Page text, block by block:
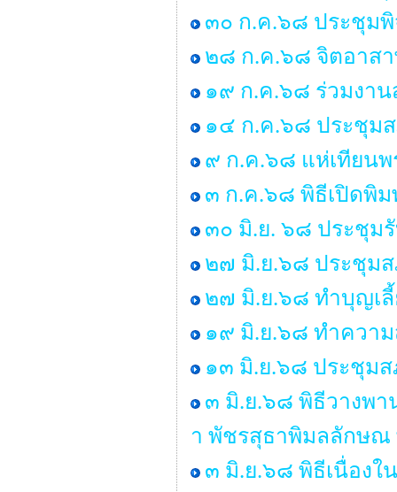
๓๐ ก.ค.๖๘ ประชุม
๒๘ ก.ค.๖๘ จิตอาส
๑๙ ก.ค.๖๘ ร่วมงา
๑๔ ก.ค.๖๘ ประชุม
๙ ก.ค.๖๘ แห่เทียน
๓ ก.ค.๖๘ พิธีเปิดพิ
๓๐ มิ.ย. ๖๘ ประชุม
๒๗ มิ.ย.๖๘ ประชุม
๒๗ มิ.ย.๖๘ ทำบุญเลี้
๑๙ มิ.ย.๖๘ ทำควา
๑๓ มิ.ย.๖๘ ประชุมส
๓ มิ.ย.๖๘ พิธีวางพา
า พัชรสุธาพิมลลักษณ
๓ มิ.ย.๖๘ พิธีเนื่องใ